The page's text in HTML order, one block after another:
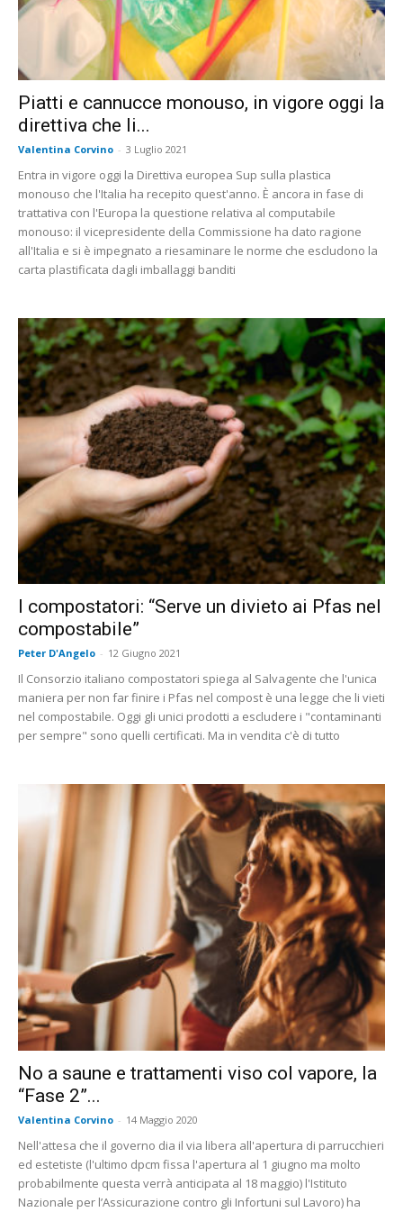
Piatti e cannucce monouso, in vigore oggi la
direttiva che li...
Valentina Corvino - 3 Luglio 2021
Entra in vigore oggi la Direttiva europea Sup sulla plastica
monouso che l'Italia ha recepito quest'anno. È ancora in fase di
trattativa con l'Europa la questione relativa al computabile
monouso: il vicepresidente della Commissione ha dato ragione
all'Italia e si è impegnato a riesaminare le norme che escludono la
carta plastificata dagli imballaggi banditi
I compostatori: “Serve un divieto ai Pfas nel
compostabile”
Peter D'Angelo - 12 Giugno 2021
Il Consorzio italiano compostatori spiega al Salvagente che l'unica
maniera per non far finire i Pfas nel compost è una legge che li vieti
nel compostabile. Oggi gli unici prodotti a escludere i "contaminanti
per sempre" sono quelli certificati. Ma in vendita c'è di tutto
No a saune e trattamenti viso col vapore, la
“Fase 2”...
Valentina Corvino - 14 Maggio 2020
Nell'attesa che il governo dia il via libera all'apertura di parrucchieri
ed estetiste (l'ultimo dpcm fissa l'apertura al 1 giugno ma molto
probabilmente questa verrà anticipata al 18 maggio) l'Istituto
Nazionale per l’Assicurazione contro gli Infortuni sul Lavoro) ha